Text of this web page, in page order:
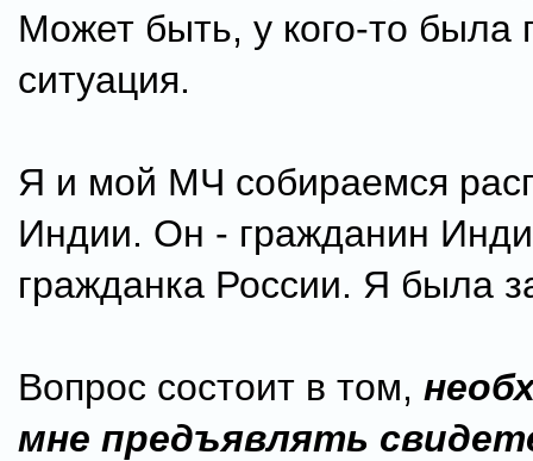
Может быть, у кого-то была
ситуация.
Я и мой МЧ собираемся
Индии. Он - гражданин
гражданка России. Я была
Вопрос состоит в том,
мне предъявлять